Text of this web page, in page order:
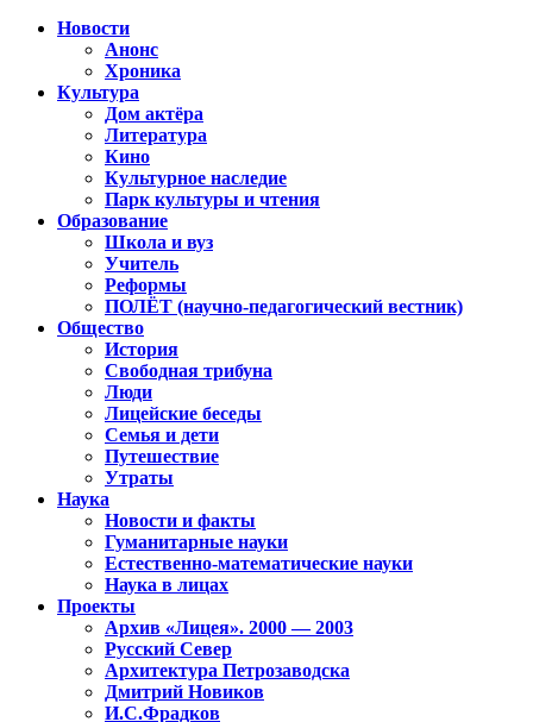
Новости
Анонс
Хроника
Культура
Дом актёра
Литература
Кино
Культурное наследие
Парк культуры и чтения
Образование
Школа и вуз
Учитель
Реформы
ПОЛЁТ (научно-педагогический вестник)
Общество
История
Свободная трибуна
Люди
Лицейские беседы
Семья и дети
Путешествие
Утраты
Наука
Новости и факты
Гуманитарные науки
Естественно-математические науки
Наука в лицах
Проекты
Архив «Лицея». 2000 — 2003
Русский Север
Архитектура Петрозаводска
Дмитрий Новиков
И.С.Фрадков